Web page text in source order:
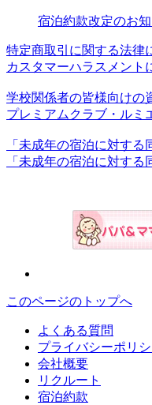
宿泊約款改定のお知
特定商取引に関する法律
カスタマーハラスメント
学校関係者の皆様向けの
プレミアムクラブ・ルミ
「未成年の宿泊に対す
「未成年の宿泊に対す
このページのトップへ
よくある質問
プライバシーポリ
会社概要
リクルート
宿泊約款